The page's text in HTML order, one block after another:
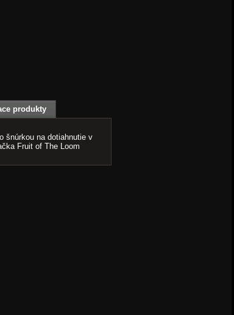
produkty
šnúrkou na dotiahnutie v
Fruit of The Loom